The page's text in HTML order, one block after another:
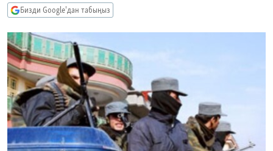
ЭКСПЕРТТЕР ТАЛДАЙТ
БИЗ ЖАНА ДҮЙНӨ
ДАНИСТЕ
ЭЖЕ-СИҢДИЛЕР
АЗАТТЫК+
ЫҢГАЙСЫЗ СУРООЛОР
ӨЗГӨЧӨ ПИКИР
Русский
ОНЛАЙН ШЕРИНЕ
Бизди Google'дан табыңыз